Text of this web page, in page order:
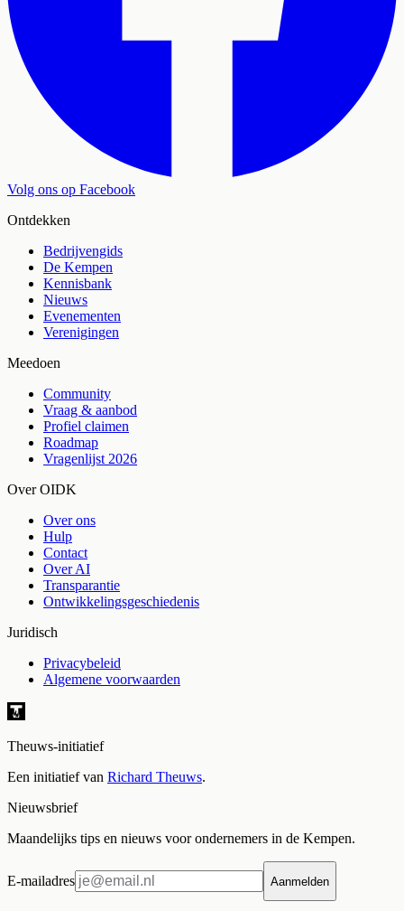
Volg ons op Facebook
Ontdekken
Bedrijvengids
De Kempen
Kennisbank
Nieuws
Evenementen
Verenigingen
Meedoen
Community
Vraag & aanbod
Profiel claimen
Roadmap
Vragenlijst 2026
Over OIDK
Over ons
Hulp
Contact
Over AI
Transparantie
Ontwikkelingsgeschiedenis
Juridisch
Privacybeleid
Algemene voorwaarden
Theuws-initiatief
Een initiatief van Richard Theuws.
Nieuwsbrief
Maandelijks tips en nieuws voor ondernemers in de Kempen.
E-mailadres Aanmelden